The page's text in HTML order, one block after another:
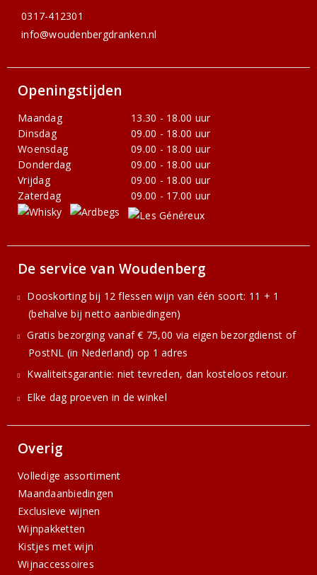
0317-412301
info@woudenbergdranken.nl
Openingstijden
Maandag
13.30 - 18.00 uur
Dinsdag
09.00 - 18.00 uur
Woensdag
09.00 - 18.00 uur
Donderdag
09.00 - 18.00 uur
Vrijdag
09.00 - 18.00 uur
Zaterdag
09.00 - 17.00 uur
De service van Woudenberg
Dooskorting bij 12 flessen wijn van één soort: 11 + 1
(behalve bij netto aanbiedingen)
Gratis bezorging vanaf € 75,00 via eigen bezorgdienst of
PostNL (in Nederland) op 1 adres
Kwaliteitsgarantie: niet tevreden, dan kosteloos retour.
Elke dag proeven in de winkel
Overig
Volledige assortiment
Maandaanbiedingen
Exclusieve wijnen
Wijnpakketten
Kistjes met wijn
Wijnaccessoires